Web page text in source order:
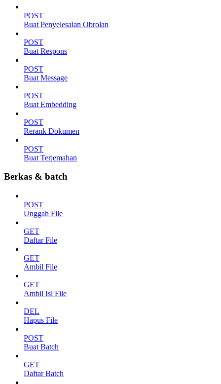
POST
Buat Penyelesaian Obrolan
POST
Buat Respons
POST
Buat Message
POST
Buat Embedding
POST
Rerank Dokumen
POST
Buat Terjemahan
Berkas & batch
POST
Unggah File
GET
Daftar File
GET
Ambil File
GET
Ambil Isi File
DEL
Hapus File
POST
Buat Batch
GET
Daftar Batch